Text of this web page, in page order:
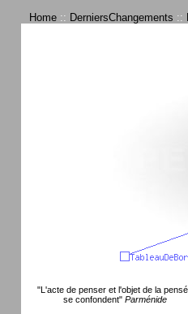
Home :: DerniersChangements ::
"L'acte de penser et l'objet de la
se confondent" Parménide